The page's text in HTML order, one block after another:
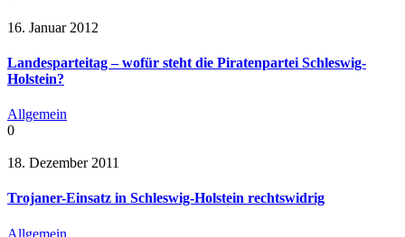
16. Januar 2012
Landesparteitag – wofür steht die Piratenpartei Schleswig-
Holstein?
Allgemein
0
18. Dezember 2011
Trojaner-Einsatz in Schleswig-Holstein rechtswidrig
Allgemein